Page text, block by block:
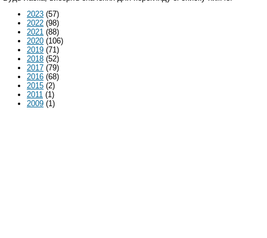
2023 (57)
2022 (98)
2021 (88)
2020 (106)
2019 (71)
2018 (52)
2017 (79)
2016 (68)
2015 (2)
2011 (1)
2009 (1)